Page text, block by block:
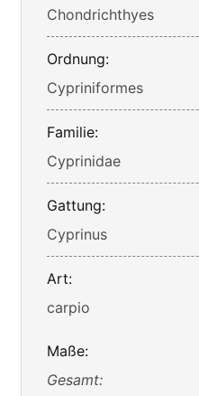
Chondrichthyes
Ordnung:
Cypriniformes
Familie:
Cyprinidae
Gattung:
Cyprinus
Art:
carpio
Maße:
Gesamt: